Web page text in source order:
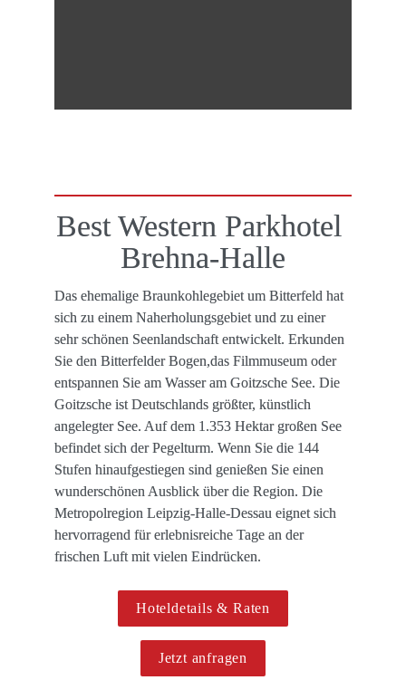
Best Western Parkhotel
Brehna-Halle
Das ehemalige Braunkohlegebiet um Bitterfeld hat
sich zu einem Naherholungsgebiet und zu einer
sehr schönen Seenlandschaft entwickelt. Erkunden
Sie den Bitterfelder Bogen,das Filmmuseum oder
entspannen Sie am Wasser am Goitzsche See. Die
Goitzsche ist Deutschlands größter, künstlich
angelegter See. Auf dem 1.353 Hektar großen See
befindet sich der Pegelturm. Wenn Sie die 144
Stufen hinaufgestiegen sind genießen Sie einen
wunderschönen Ausblick über die Region. Die
Metropolregion Leipzig-Halle-Dessau eignet sich
hervorragend für erlebnisreiche Tage an der
frischen Luft mit vielen Eindrücken.
Hoteldetails & Raten
Jetzt anfragen